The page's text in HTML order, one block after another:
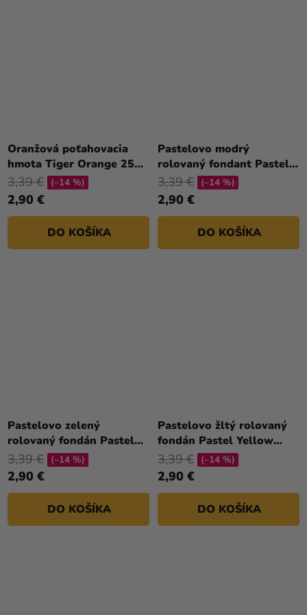
Oranžová poťahovacia
hmota Tiger Orange 250
g
2,90 €
3,39 € (–14 %)
DO KOŠÍKA
Pastelovo modrý
rolovaný fondant Pastel
Blue - farebný fondán
250 g
2,90 €
3,39 € (–14 %)
DO KOŠÍKA
Pastelovo zelený
rolovaný fondán Pastel
Green (farebný fondán)
250 g
2,90 €
3,39 € (–14 %)
DO KOŠÍKA
Pastelovo žltý rolovaný
fondán Pastel Yellow
(farebný fondán) 250 g
2,90 €
3,39 € (–14 %)
DO KOŠÍKA